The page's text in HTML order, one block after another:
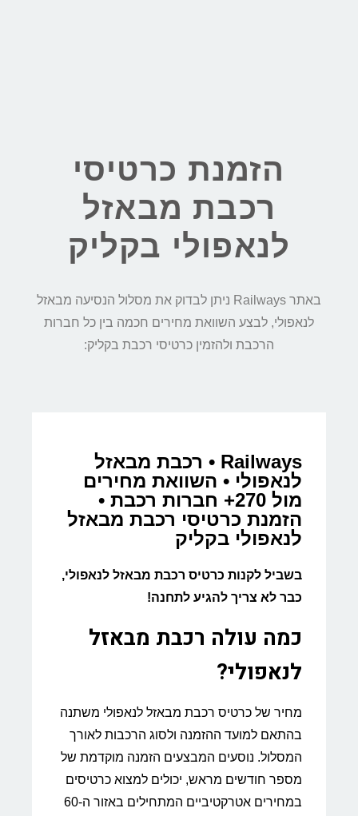
הזמנת כרטיסי
רכבת מבאזל
לנאפולי בקליק
באתר Railways ניתן לבדוק את מסלול הנסיעה מבאזל
לנאפולי, לבצע השוואת מחירים חכמה בין כל חברות
הרכבת ולהזמין כרטיסי רכבת בקליק:
Railways • רכבת מבאזל
לנאפולי • השוואת מחירים
מול 270+ חברות רכבת •
הזמנת כרטיסי רכבת מבאזל
לנאפולי בקליק
בשביל לקנות כרטיס רכבת מבאזל לנאפולי,
כבר לא צריך להגיע לתחנה!
כמה עולה רכבת מבאזל
לנאפולי?
מחיר של כרטיס רכבת מבאזל לנאפולי משתנה
בהתאם למועד ההזמנה ולסוג הרכבות לאורך
המסלול. נוסעים המבצעים הזמנה מוקדמת של
מספר חודשים מראש, יכולים למצוא כרטיסים
במחירים אטרקטיביים המתחילים באזור ה-60